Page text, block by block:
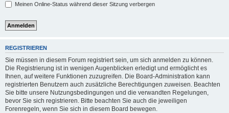
Meinen Online-Status während dieser Sitzung verbergen
REGISTRIEREN
Sie müssen in diesem Forum registriert sein, um sich anmelden zu können.
Die Registrierung ist in wenigen Augenblicken erledigt und ermöglicht es
Ihnen, auf weitere Funktionen zuzugreifen. Die Board-Administration kann
registrierten Benutzern auch zusätzliche Berechtigungen zuweisen. Beachten
Sie bitte unsere Nutzungsbedingungen und die verwandten Regelungen,
bevor Sie sich registrieren. Bitte beachten Sie auch die jeweiligen
Forenregeln, wenn Sie sich in diesem Board bewegen.